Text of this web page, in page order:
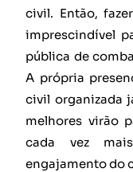
civil. Então,
imprescindível
pública de
A própria
civil organizada
melhores virão
cada vez
engajamento do